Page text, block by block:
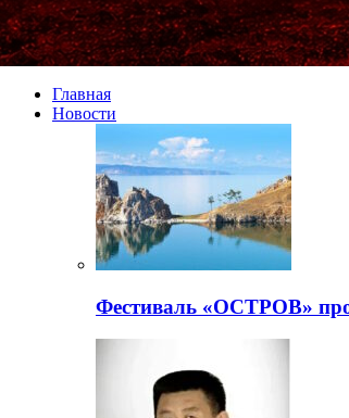
Главная
Новости
Фестиваль «ОСТРОВ»